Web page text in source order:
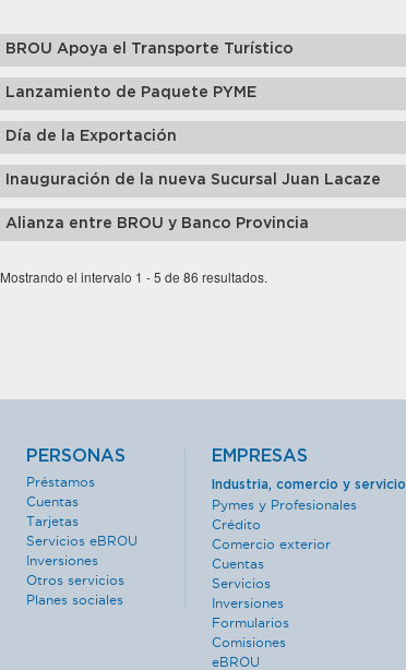
BROU Apoya el Transporte Turístico
Lanzamiento de Paquete PYME
Día de la Exportación
Inauguración de la nueva Sucursal Juan Lacaze
Alianza entre BROU y Banco Provincia
Mostrando el intervalo 1 - 5 de 86 resultados.
PERSONAS
Préstamos
Cuentas
Tarjetas
Servicios eBROU
Inversiones
Otros servicios
Planes sociales
EMPRESAS
Industria, comercio y
Pymes y Profesionales
Crédito
Comercio exterior
Cuentas
Servicios
Inversiones
Formularios
Comisiones
eBROU